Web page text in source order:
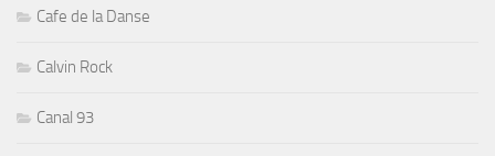
Cafe de la Danse
Calvin Rock
Canal 93